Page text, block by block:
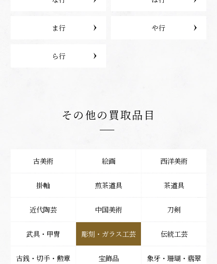
ま行 や行
ら行
その他の買取品目
古美術 絵画 西洋美術
掛軸 煎茶道具 茶道具
近代陶芸 中国美術 刀剣
武具・甲冑 彫刻・ガラス工芸 伝統工芸
古銭・切手・勲章 宝飾品 象牙・珊瑚・翡翠